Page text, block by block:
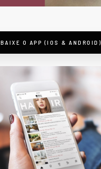
BAIXE O APP (IOS & ANDROID)